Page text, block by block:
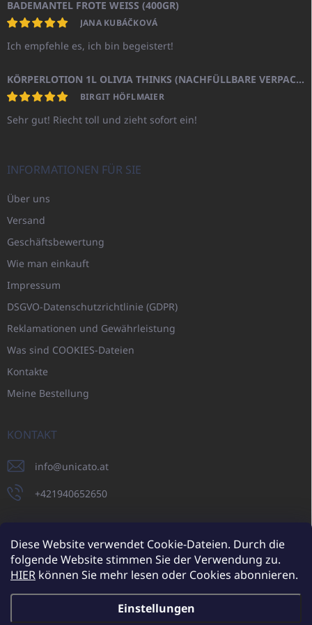
Diese Website verwendet Cookie-Dateien. Durch die
folgende Website stimmen Sie der Verwendung zu.
HIER können Sie mehr lesen oder Cookies abonnieren.
Einstellungen
BADEMANTEL FROTE WEISS (400GR)
JANA KUBÁČKOVÁ
Ich empfehle es, ich bin begeistert!
KÖRPERLOTION 1L OLIVIA THINKS (NACHFÜLLBARE VERPACKUNG)
BIRGIT HÖFLMAIER
Sehr gut! Riecht toll und zieht sofort ein!
INFORMATIONEN FÜR SIE
Über uns
Versand
Geschäftsbewertung
Wie man einkauft
Impressum
DSGVO-Datenschutzrichtlinie (GDPR)
Reklamationen und Gewährleistung
Was sind COOKIES-Dateien
Kontakte
Meine Bestellung
KONTAKT
info@unicato.at
+421940652650
UNICATO.sk UNICATOshop.cz UNICATO.at UNICATO.hu
UNICATOshop.pl
UNICATOshop.de